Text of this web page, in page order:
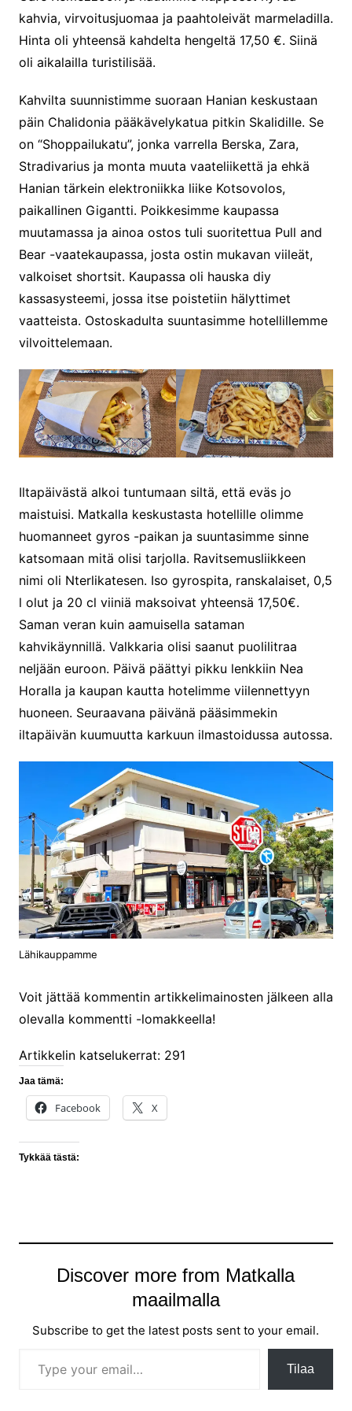
kahvia, virvoitusjuomaa ja paahtoleivät marmeladilla.
Hinta oli yhteensä kahdelta hengeltä 17,50 €. Siinä
oli aikalailla turistilisää.
Kahvilta suunnistimme suoraan Hanian keskustaan
päin Chalidonia pääkävelykatua pitkin Skalidille. Se
on “Shoppailukatu”, jonka varrella Berska, Zara,
Stradivarius ja monta muuta vaateliikettä ja ehkä
Hanian tärkein elektroniikka liike Kotsovolos,
paikallinen Gigantti. Poikkesimme kaupassa
muutamassa ja ainoa ostos tuli suoritettua Pull and
Bear -vaatekaupassa, josta ostin mukavan viileät,
valkoiset shortsit. Kaupassa oli hauska diy
kassasysteemi, jossa itse poistetiin hälyttimet
vaatteista. Ostoskadulta suuntasimme hotellillemme
vilvoittelemaan.
Iltapäivästä alkoi tuntumaan siltä, että eväs jo
maistuisi. Matkalla keskustasta hotellille olimme
huomanneet gyros -paikan ja suuntasimme sinne
katsomaan mitä olisi tarjolla. Ravitsemusliikkeen
nimi oli Nterlikatesen. Iso gyrospita, ranskalaiset, 0,5
l olut ja 20 cl viiniä maksoivat yhteensä 17,50€.
Saman veran kuin aamuisella sataman
kahvikäynnillä. Valkkaria olisi saanut puolilitraa
neljään euroon. Päivä päättyi pikku lenkkiin Nea
Horalla ja kaupan kautta hotelimme viilennettyyn
huoneen. Seuraavana päivänä pääsimmekin
iltapäivän kuumuutta karkuun ilmastoidussa autossa.
Lähikauppamme
Voit jättää kommentin artikkelimainosten jälkeen alla
olevalla kommentti -lomakkeella!
Artikkelin katselukerrat: 291
Jaa tämä:
Facebook X
Tykkää tästä:
Discover more from Matkalla
maailmalla
Subscribe to get the latest posts sent to your email.
Tilaa